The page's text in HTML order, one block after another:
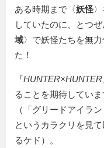
ある時期まで〈妖怪
していたのに、とつ
域〉で妖怪たちを無
た！
『HUNTER×HUNTER
ることを期待していま
（「グリードアイラ
というカラクリを見
るケド）。